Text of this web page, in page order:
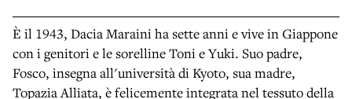
È il 1943, Dacia Maraini ha sette anni e vive in Giappone
con i genitori e le sorelline Toni e Yuki. Suo padre,
Fosco, insegna all'università di Kyoto, sua madre,
Topazia Alliata, è felicemente integrata nel tessuto della